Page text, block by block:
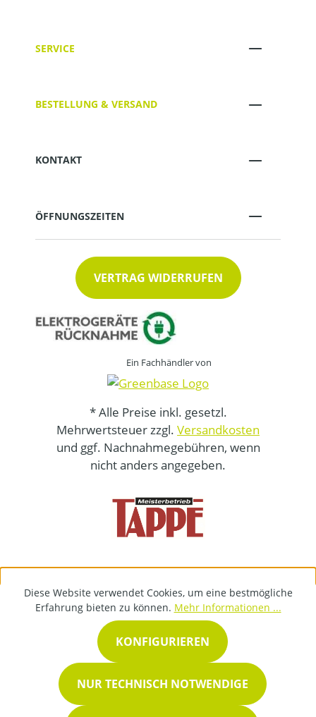
SERVICE
BESTELLUNG & VERSAND
KONTAKT
ÖFFNUNGSZEITEN
VERTRAG WIDERRUFEN
Ein Fachhändler von
* Alle Preise inkl. gesetzl.
Mehrwertsteuer zzgl. Versandkosten
und ggf. Nachnahmegebühren, wenn
nicht anders angegeben.
Diese Website verwendet Cookies, um eine bestmögliche
Erfahrung bieten zu können. Mehr Informationen ...
NUR TECHNISCH NOTWENDIGE
KONFIGURIEREN